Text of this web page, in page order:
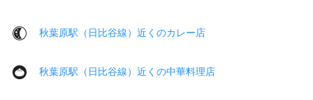
秋葉原駅（日比谷線）近くのカレー店
秋葉原駅（日比谷線）近くの中華料理店